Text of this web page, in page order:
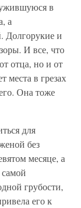
в
а
Долгорукие и
И все, что
отца, но и от
места в грезах
Она тоже
для
без
месяце, а
грубости,
его к